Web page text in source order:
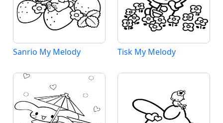
Sanrio My Melody Tisk My Melody